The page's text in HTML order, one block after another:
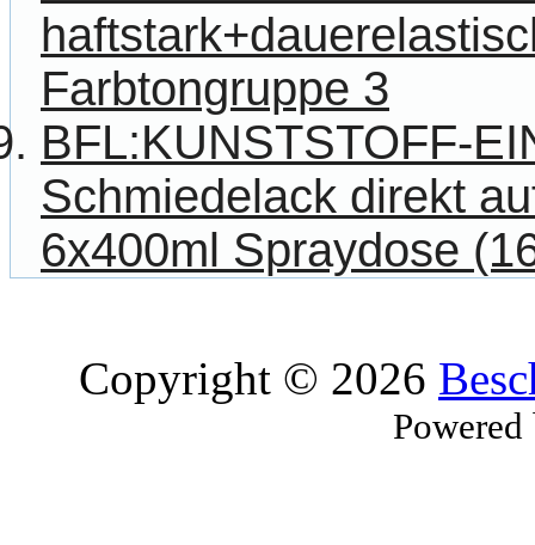
Farbtongruppe 3
BFL:KUNSTSTOFF-
Schmiedelack direkt
6x400ml Spraydose
Copyright © 2026